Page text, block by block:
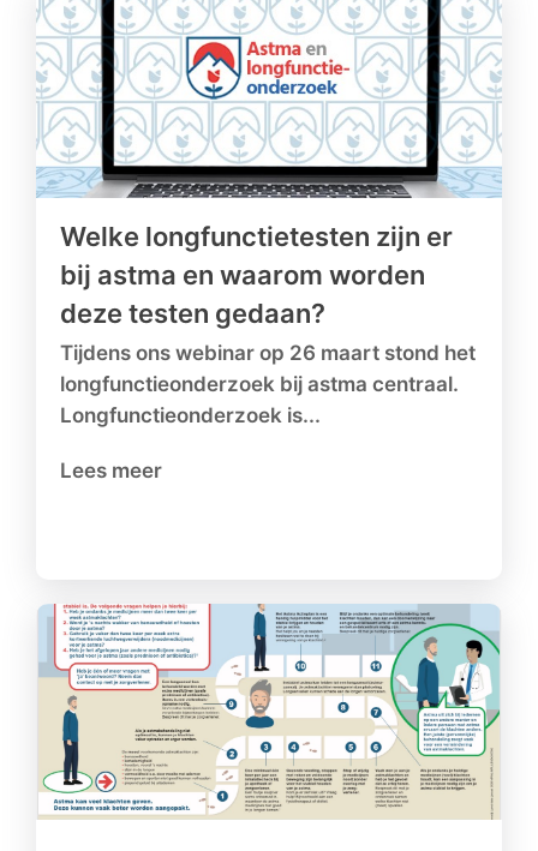
Welke longfunctietesten zijn er
bij astma en waarom worden
deze testen gedaan?
Tijdens ons webinar op 26 maart stond het
longfunctieonderzoek bij astma centraal.
Longfunctieonderzoek is...
Lees meer